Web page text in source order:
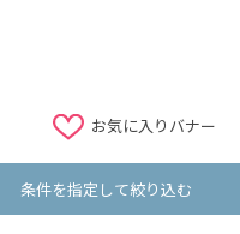
お気に入りバナー
条件を指定して絞り込む